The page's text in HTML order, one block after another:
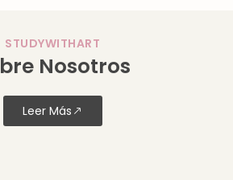
STUDYWITHART
Nosotros
Leer Más